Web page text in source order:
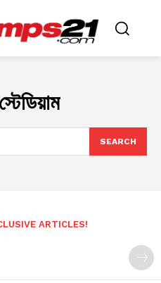
স্টেডিয়াম
SEARCH
ARTICLES!